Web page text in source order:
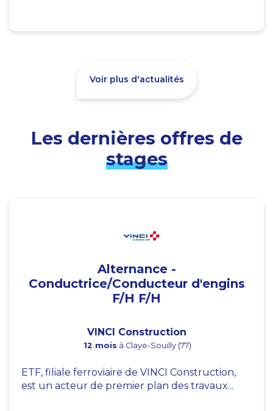
Voir plus d'actualités
Les dernières offres de
stages
Alternance -
Conductrice/Conducteur d'engins
F/H F/H
VINCI Construction
12 mois à Claye-Souilly (77)
ETF, filiale ferroviaire de VINCI Construction,
est un acteur de premier plan des travaux...